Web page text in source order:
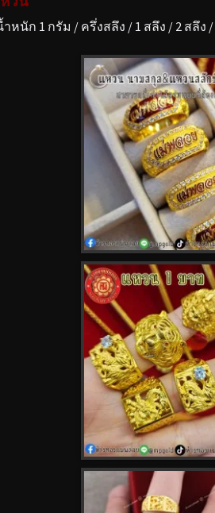
หนัก 1 กรัม / ครึ่งสลึง / 1 สลึง / 2 สลึง